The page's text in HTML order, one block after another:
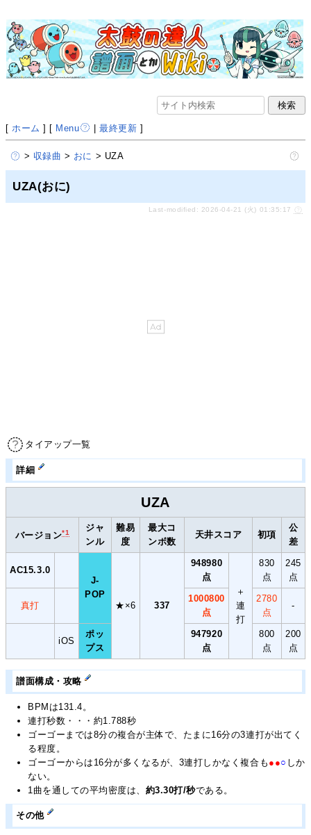
[ ホーム ] [ Menu |最終更新 ]
> 収録曲 > おに > UZA
UZA(おに)
Last-modified: 2026-04-21 (火) 01:35:17
タイアップ一覧
詳細
UZA
バージョン*1
ジャ
ンル
難易
度
最大コ
ンボ数
天井スコア 初項
公
差
AC15.3.0
J-
POP
★×6
337
948980
点
＋
連
打
830
点
245
点
真打
1000800
点
2780
点
-
iOS
ポッ
プス
947920
点
800
点
200
点
譜面構成・攻略
BPMは131.4。
連打秒数・・・約1.788秒
ゴーゴーまでは8分の複合が主体で、たまに16分の3連打が出てく
る程度。
ゴーゴーからは16分が多くなるが、3連打しかなく複合も ●●○ しか
ない。
1曲を通しての平均密度は、 約3.30打/秒である。
その他